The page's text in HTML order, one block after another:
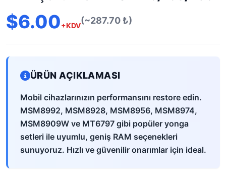
$6.00+KDV(~287.70 ₺)
ÜRÜN AÇIKLAMASI
Mobil cihazlarınızın performansını restore edin.
MSM8992, MSM8928, MSM8956, MSM8974,
MSM8909W ve MT6797 gibi popüler yonga
setleri ile uyumlu, geniş RAM seçenekleri
sunuyoruz. Hızlı ve güvenilir onarımlar için ideal.